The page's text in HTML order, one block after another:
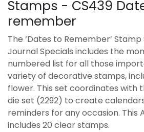
Stamps - CS439
remember
The ‘Dates to Remember’
Journal Specials includes the
numbered list for all those
variety of decorative stamps,
flower. This set coordinates with
die set (2292) to create
reminders for any occasion. This
includes 20 clear stamps.